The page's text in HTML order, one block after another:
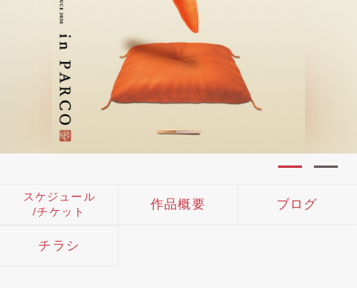
スケジュール
/チケット
作品概要 ブログ
チラシ